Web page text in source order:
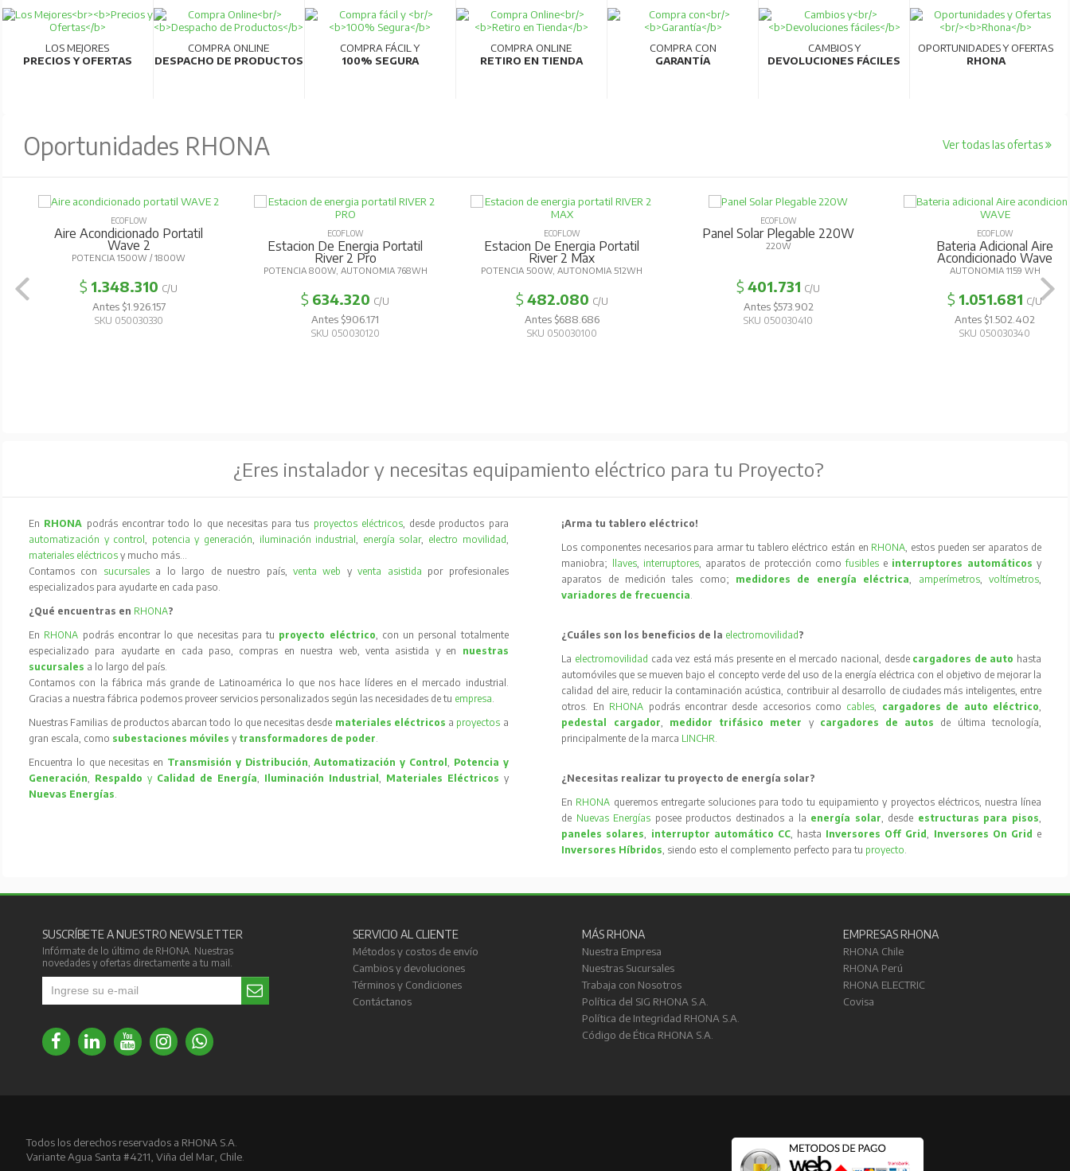
LOS MEJORES
PRECIOS Y OFERTAS
COMPRA ONLINE
DESPACHO DE PRODUCTOS
COMPRA FÁCIL Y
100% SEGURA
COMPRA ONLINE
RETIRO EN TIENDA
COMPRA CON
GARANTÍA
CAMBIOS Y
DEVOLUCIONES FÁCILES
OPORTUNIDADES Y OFERTAS
RHONA
Oportunidades RHONA Ver todas las ofertas
ECOFLOW
Aire Acondicionado Portatil
Wave 2
POTENCIA 1500W / 1800W
$ 1.348.310 C/U
Antes $1.926.157
SKU 050030330
ECOFLOW
Estacion De Energia Portatil
River 2 Pro
POTENCIA 800W, AUTONOMIA 768WH
$ 634.320 C/U
Antes $906.171
SKU 050030120
ECOFLOW
Estacion De Energia Portatil
River 2 Max
POTENCIA 500W, AUTONOMIA 512WH
$ 482.080 C/U
Antes $688.686
SKU 050030100
ECOFLOW
Panel Solar Plegable 220W
220W
$401.731 C/U
Antes $573.902
SKU 050030410
ECOFLOW
Bateria Adicional Aire
Acondicionado Wave
AUTONOMIA 1159 WH
$ 1.051.681 C/U
Antes $1.502.402
SKU 050030340
¿Eres instalador y necesitas equipamiento eléctrico para tu Proyecto?
En RHONA podrás encontrar todo lo que necesitas para tus proyectos eléctricos, desde productos para
automatización y control, potencia y generación, iluminación industrial, energía solar, electro movilidad,
materiales eléctricos y mucho más…
Contamos con sucursales a lo largo de nuestro país, venta web yventa asistida por profesionales
especializados para ayudarte en cada paso.
¿Qué encuentras en RHONA?
En RHONA podrás encontrar lo que necesitas para tu proyecto eléctrico, con un personal totalmente
especializado para ayudarte en cada paso, compras en nuestra web, venta asistida y en nuestras
sucursales a lo largo del país.
Contamos con la fábrica más grande de Latinoamérica lo que nos hace líderes en el mercado industrial.
Gracias a nuestra fábrica podemos proveer servicios personalizados según las necesidades de tu empresa.
Nuestras Familias de productos abarcan todo lo que necesitas desde materiales eléctricos a proyectos a
gran escala, como subestaciones móvilesy transformadores de poder.
Encuentra lo que necesitas en Transmisión y Distribución,Automatización y Control, Potencia y
Generación, Respaldo y Calidad de Energía, Iluminación Industrial , Materiales Eléctricos y
Nuevas Energías.
¡Arma tu tablero eléctrico!
Los componentes necesarios para armar tu tablero eléctrico están en RHONA, estos pueden ser aparatos de
maniobra;
llaves, interruptores, aparatos de protección comofusibles e interruptores automáticos y
aparatos de medición tales como; medidores de energía eléctrica, amperímetros, voltímetros,
variadores de frecuencia.
¿Cuáles son los beneficios de la electromovilidad ?
La electromovilidad cada vez está más presente en el mercado nacional, desde cargadores de auto hasta
automóviles que se mueven bajo el concepto verde del uso de la energía eléctrica con el objetivo de mejorar la
calidad del aire, reducir la contaminación acústica, contribuir al desarrollo de ciudades más inteligentes, entre
otros. En RHONA podrás encontrar desde accesorios como cables, cargadores de auto eléctrico,
pedestal cargador, medidor trifásico meter y cargadores de autos
de última tecnología,
principalmente de la marca LINCHR.
¿Necesitas realizar tu proyecto de energía solar?
En RHONA queremos entregarte soluciones para todo tu equipamiento y proyectos eléctricos, nuestra línea
de Nuevas Energías posee productos destinados a la energía solar, desde estructuras para pisos,
paneles solares, interruptor automático CC, hasta Inversores Off Grid, Inversores On Grid e
Inversores Híbridos, siendo esto el complemento perfecto para tu proyecto.
SUSCRÍBETE A NUESTRO NEWSLETTER
Infórmate de lo último de RHONA. Nuestras
novedades y ofertas directamente a tu mail.
SERVICIO AL CLIENTE
Métodos y costos de envío
Cambios y devoluciones
Términos y Condiciones
Contáctanos
MÁS RHONA
Nuestra Empresa
Nuestras Sucursales
Trabaja con Nosotros
Política del SIG RHONA S.A.
Política de Integridad RHONA S.A.
Código de Ética RHONA S.A.
EMPRESAS RHONA
RHONA Chile
RHONA Perú
RHONA ELECTRIC
Covisa
Todos los derechos reservados a RHONA S.A.
Variante Agua Santa #4211, Viña del Mar, Chile.